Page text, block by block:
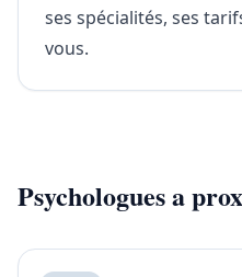
ses spécialités, ses
vous.
Psychologues a